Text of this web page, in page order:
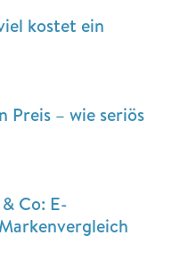
kostet ein
Preis – wie seriös
Co: E-